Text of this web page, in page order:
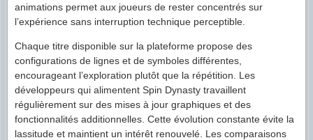
animations permet aux joueurs de rester concentrés sur
l’expérience sans interruption technique perceptible.
Chaque titre disponible sur la plateforme propose des
configurations de lignes et de symboles différentes,
encourageant l’exploration plutôt que la répétition. Les
développeurs qui alimentent Spin Dynasty travaillent
régulièrement sur des mises à jour graphiques et des
fonctionnalités additionnelles. Cette évolution constante évite la
lassitude et maintient un intérêt renouvelé. Les comparaisons